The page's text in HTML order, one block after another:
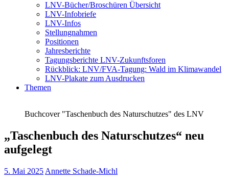
LNV-Bücher/Broschüren Übersicht
LNV-Infobriefe
LNV-Infos
Stellungnahmen
Positionen
Jahresberichte
Tagungsberichte LNV-Zukunftsforen
Rückblick: LNV/FVA-Tagung: Wald im Klimawandel
LNV-Plakate zum Ausdrucken
Themen
Buchcover "Taschenbuch des Naturschutzes" des LNV
„Taschenbuch des Naturschutzes“ neu
aufgelegt
5. Mai 2025 Annette Schade-Michl